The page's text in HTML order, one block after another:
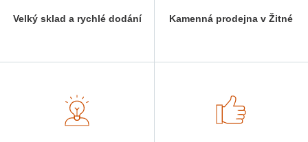
Velký sklad a rychlé dodání Kamenná prodejna v Žitné